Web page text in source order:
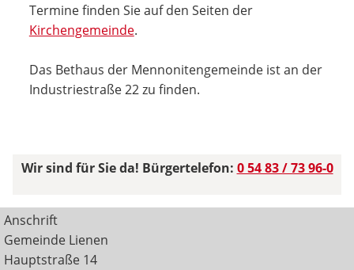
Termine finden Sie auf den Seiten der
Kirchengemeinde.
Das Bethaus der Mennonitengemeinde ist an der
Industriestraße 22 zu finden.
Wir sind für Sie da! Bürgertelefon: 0 54 83 / 73 96-0
Anschrift
Gemeinde Lienen
Hauptstraße 14